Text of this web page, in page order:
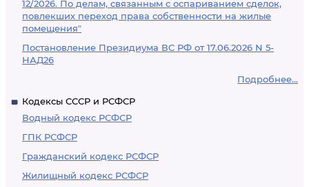
12/2026. По делам, связанным с оспариванием сделок,
повлекших переход права собственности на жилые
помещения"
Постановление Президиума ВС РФ от 17.06.2026 N 5-
НАД26
Подробнее...
Кодексы СССР и РСФСР
Водный кодекс РСФСР
ГПК РСФСР
Гражданский кодекс РСФСР
Жилищный кодекс РСФСР